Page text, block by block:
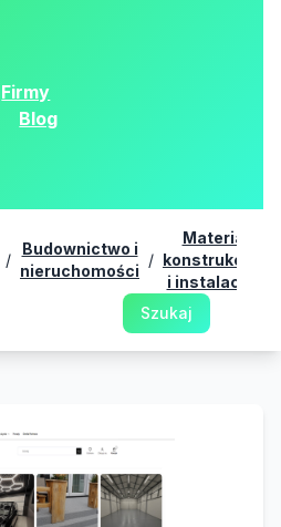
Firmy
Blog
/
Budownictwo i
nieruchomości
/
Materiały
konstrukcyjne
i instalacyjne
Szukaj